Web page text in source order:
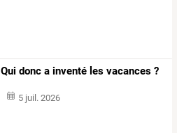
Qui donc a inventé les vacances ?
5 juil. 2026